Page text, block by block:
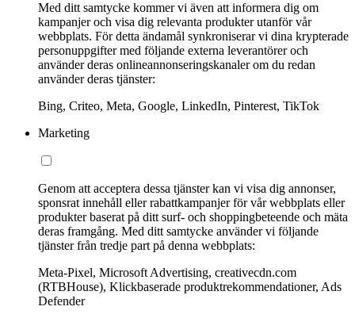
Med ditt samtycke kommer vi även att informera dig om
kampanjer och visa dig relevanta produkter utanför vår
webbplats. För detta ändamål synkroniserar vi dina krypterade
personuppgifter med följande externa leverantörer och
använder deras onlineannonseringskanaler om du redan
använder deras tjänster:
Bing, Criteo, Meta, Google, LinkedIn, Pinterest, TikTok
Marketing
Genom att acceptera dessa tjänster kan vi visa dig annonser,
sponsrat innehåll eller rabattkampanjer för vår webbplats eller
produkter baserat på ditt surf- och shoppingbeteende och mäta
deras framgång. Med ditt samtycke använder vi följande
tjänster från tredje part på denna webbplats:
Meta-Pixel, Microsoft Advertising, creativecdn.com
(RTBHouse), Klickbaserade produktrekommendationer, Ads
Defender